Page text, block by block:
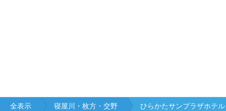
全表示 寝屋川・枚方・交野 ひらかたサンプラザホテル